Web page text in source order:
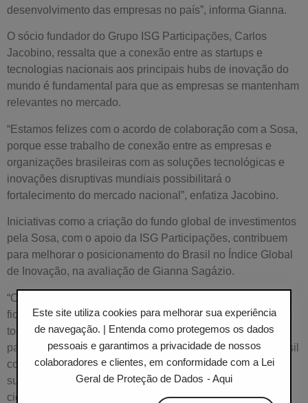
Este site utiliza cookies para melhorar sua experiência
de navegação. | Entenda como protegemos os dados
pessoais e garantimos a privacidade de nossos
colaboradores e clientes, em conformidade com a Lei
Geral de Proteção de Dados - Aqui
desenvolvimento das empresas no país”, informa Gianna.
O sócio fundador do Grupo ISG Participações, Carlos
Jacobino, ressalta que a conexão entre as startups e
tecnologias nacionais aos principais hubs de inovação do
mundo é fundamental para que as empresas se mantenham
relevantes no mercado.
“Estamos felizes com o acordo de colaboração com a Sosa,
porque esse trabalho de conexão entre as empresas e
organizações brasileiras com as soluções tecnológicas e
inovações disruptivas mundiais possibilitará o
fortalecimento do mercado nacional”, enfatiza Jacobino.
Iniciativas como a criação do fundo global de investimentos
pela Sosa, com o apoio da ISG Participações, contribuem
para melhorar o posicionamento do Brasil no Índice Global
de Inovação, na avaliação de Gianna Sagázio.
“O Brasil subiu cinco posições no índice no ano passado e
ficou em 49º lugar. Acredito que com o nosso trabalho e de
todos os atores envolvidos na promoção da inovação no
país, avançaremos ainda mais.Acrescento que para o Brasil
consolidar um desenvolvimento socioeconômico
sustentável é preciso reduzir o gap entre a produção
científica e a inovação no mercado. A Sosa está no Brasil